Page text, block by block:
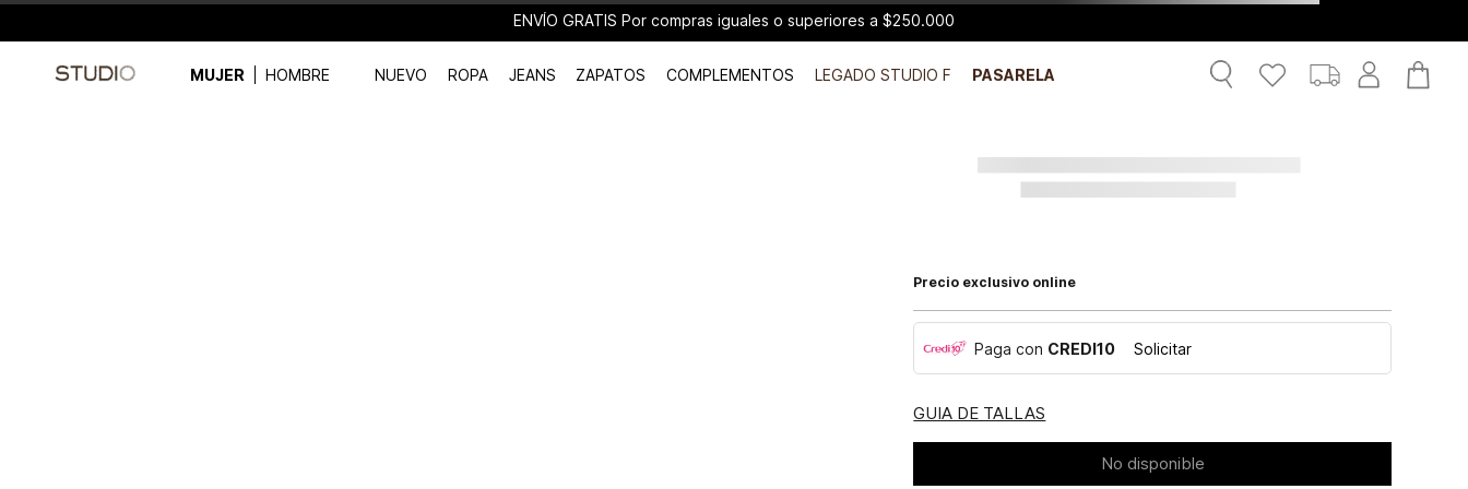
ENVÍO GRATIS Por compras iguales o superiores a $250.000
MUJER HOMBRE NUEVO ROPA JEANS ZAPATOS COMPLEMENTOS LEGADO STUDIO F PASARELA
Precio exclusivo online
Paga con CREDI10 Solicitar
GUIA DE TALLAS
No disponible